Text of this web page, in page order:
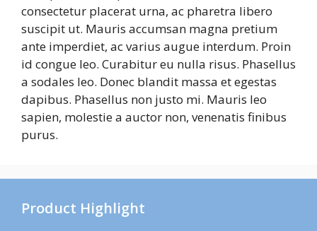
consectetur placerat urna, ac pharetra libero
suscipit ut. Mauris accumsan magna pretium
ante imperdiet, ac varius augue interdum. Proin
id congue leo. Curabitur eu nulla risus. Phasellus
a sodales leo. Donec blandit massa et egestas
dapibus. Phasellus non justo mi. Mauris leo
sapien, molestie a auctor non, venenatis finibus
purus.
Product Highlight